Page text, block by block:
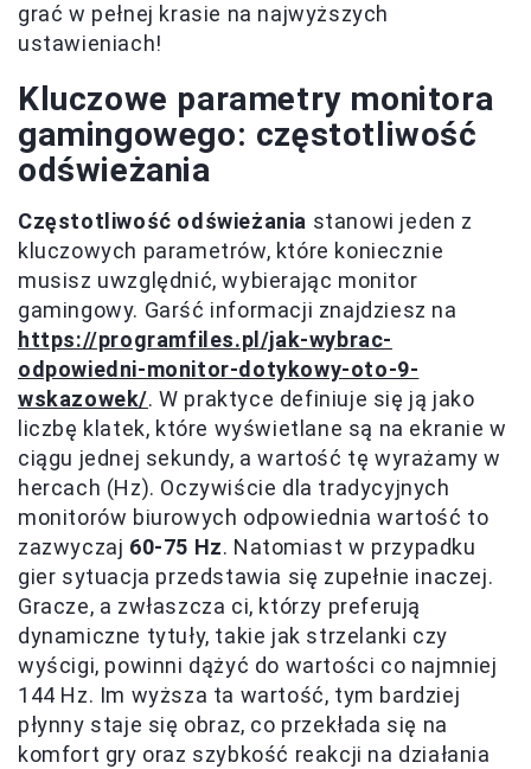
grać w pełnej krasie na najwyższych
ustawieniach!
Kluczowe parametry monitora
gamingowego: częstotliwość
odświeżania
Częstotliwość odświeżania stanowi jeden z
kluczowych parametrów, które koniecznie
musisz uwzględnić, wybierając monitor
gamingowy. Garść informacji znajdziesz na
https://programfiles.pl/jak-wybrac-
odpowiedni-monitor-dotykowy-oto-9-
wskazowek/. W praktyce definiuje się ją jako
liczbę klatek, które wyświetlane są na ekranie w
ciągu jednej sekundy, a wartość tę wyrażamy w
hercach (Hz). Oczywiście dla tradycyjnych
monitorów biurowych odpowiednia wartość to
zazwyczaj 60-75 Hz. Natomiast w przypadku
gier sytuacja przedstawia się zupełnie inaczej.
Gracze, a zwłaszcza ci, którzy preferują
dynamiczne tytuły, takie jak strzelanki czy
wyścigi, powinni dążyć do wartości co najmniej
144 Hz. Im wyższa ta wartość, tym bardziej
płynny staje się obraz, co przekłada się na
komfort gry oraz szybkość reakcji na działania